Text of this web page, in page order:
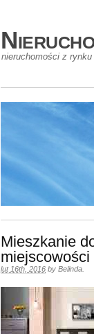
nieruchomości z
Mieszkanie
lut 16th, 2016 by Belinda